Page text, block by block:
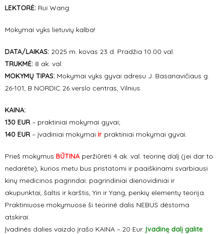
LEKTORĖ: Rui Wang.
Mokymai vyks lietuvių kalba!
DATA/LAIKAS: 2025 m. kovas 23 d. Pradžia 10.00 val.
TRUKMĖ: 8 ak. val.
MOKYMŲ TIPAS: Mokymai vyks gyvai adresu J. Basanavičiaus g.
26-101, B NORDIC 26 verslo centras, Vilnius.
KAINA:
130 EUR – praktiniai mokymai gyvai;
140 EUR – įvadiniai mokymai ir praktiniai mokymai gyvai.
Prieš mokymus BŪTINA peržiūrėti 4 ak. val. teorinę dalį (jei dar to
nedarėte), kurios metu bus pristatomi ir paaiškinami svarbiausi
kinų medicinos pagrindai: pagrindiniai dienovidiniai ir
akupunktai, šaltis ir karštis, Yin ir Yang, penkių elementų teorija.
Praktiniuose mokymuose ši teorinė dalis NEBUS dėstoma
atskirai.
Įvadinės dalies vaizdo įrašo KAINA – 20 Eur. Įvadinę dalį galite